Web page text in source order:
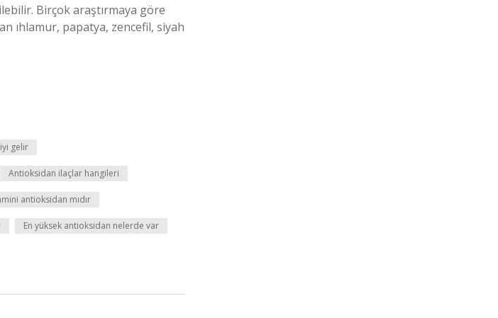
Birçok araştırmaya göre
ıhlamur, papatya, zencefil, siyah
gelir
Antioksidan ilaçlar hangileri
antioksidan mıdır
En yüksek antioksidan nelerde var